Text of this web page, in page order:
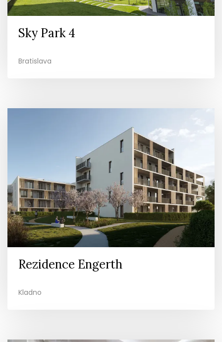
Sky Park 4
Bratislava
Rezidence Engerth
Kladno